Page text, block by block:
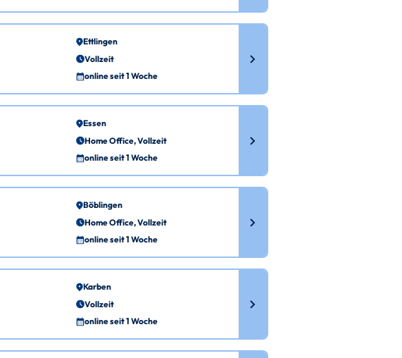
Ettlingen
Vollzeit
online seit 1 Woche
Essen
Home Office, Vollzeit
online seit 1 Woche
Böblingen
Home Office, Vollzeit
online seit 1 Woche
Karben
Vollzeit
online seit 1 Woche